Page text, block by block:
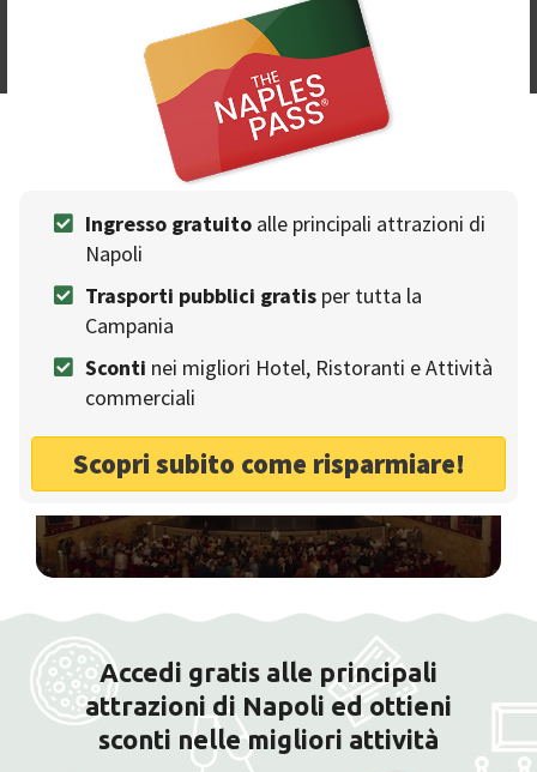
Ingresso gratuito alle principali attrazioni di
Napoli
Trasporti pubblici gratis per tutta la
Campania
Sconti nei migliori Hotel, Ristoranti e Attività
commerciali
Scopri subito come risparmiare!
61 Punti d'interesse
Siti Archeologici a Napoli
Teatri a Napoli
1 Punti d'interesse
Accedi gratis alle principali
attrazioni di Napoli ed ottieni
sconti nelle migliori attività